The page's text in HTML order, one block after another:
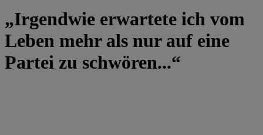
„Irgendwie erwartete ich vom
Leben mehr als nur auf eine
Partei zu schwören...“